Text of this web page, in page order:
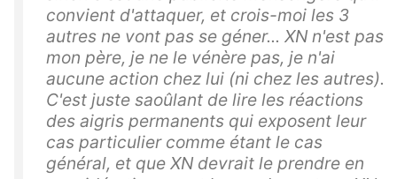
convient d'attaquer, et crois-moi les 3
autres ne vont pas se géner... XN n'est pas
mon père, je ne le vénère pas, je n'ai
aucune action chez lui (ni chez les autres).
C'est juste saoûlant de lire les réactions
des aigris permanents qui exposent leur
cas particulier comme étant le cas
général, et que XN devrait le prendre en